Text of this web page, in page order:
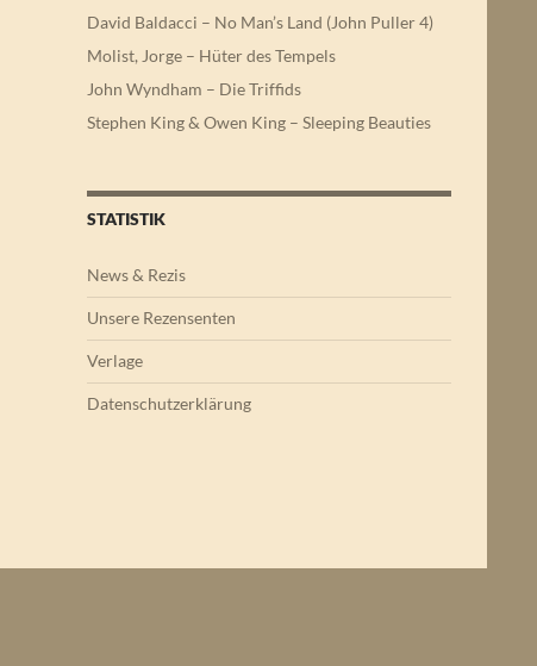
David Baldacci – No Man’s Land (John Puller 4)
Molist, Jorge – Hüter des Tempels
John Wyndham – Die Triffids
Stephen King & Owen King – Sleeping Beauties
STATISTIK
News & Rezis
Unsere Rezensenten
Verlage
Datenschutzerklärung